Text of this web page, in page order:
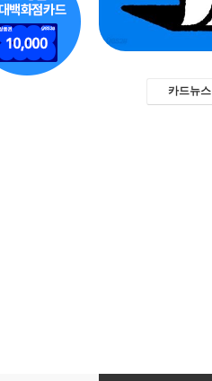
카드뉴스